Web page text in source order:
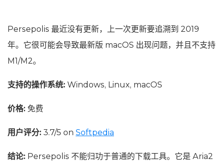
Persepolis 最近没有更新，上一次更新要追溯到 2019
年。它很可能会导致最新版 macOS 出现问题，并且不支持
M1/M2。
支持的操作系统: Windows, Linux, macOS
价格: 免费
用户评分: 3.7/5 on Softpedia
结论: Persepolis 不能归功于普通的下载工具。它是 Aria2